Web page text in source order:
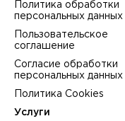
Политика обработки
персональных данных
Пользовательское
соглашение
Согласие обработки
персональных данных
Политика Cookies
Услуги